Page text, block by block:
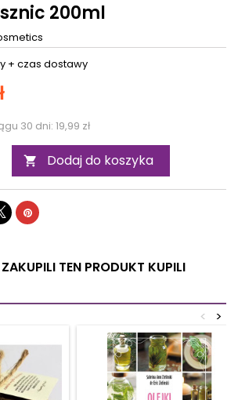
200ml
+ czas dostawy
30 dni: 19,99 zł
 Dodaj do koszyka
TEN PRODUKT KUPILI
>
<